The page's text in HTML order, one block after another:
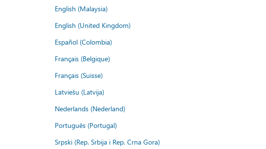
English (Malaysia)
English (United Kingdom)
Español (Colombia)
Français (Belgique)
Français (Suisse)
Latviešu (Latvija)
Nederlands (Nederland)
Português (Portugal)
Srpski (Rep. Srbija i Rep. Crna Gora)